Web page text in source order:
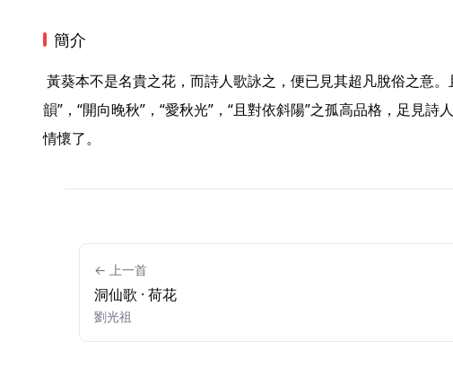
簡介
韻”，“開向晚秋”，“愛秋光”，“且對依斜陽”之孤高品格，足見詩
情懷了。
← 上一首
洞仙歌 · 荷花
劉光祖